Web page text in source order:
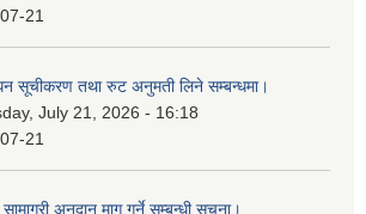
21
सूचीकरण तथा रुट अनुमती लिने सम्बन्धमा।
July 21, 2026 - 16:18
21
अनुदान माग गर्ने सम्बन्धी सुचना।